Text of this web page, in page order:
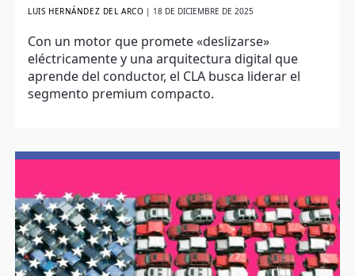
LUIS HERNÁNDEZ DEL ARCO 18 DE DICIEMBRE DE 2025
Con un motor que promete «deslizarse»
eléctricamente y una arquitectura digital que
aprende del conductor, el CLA busca liderar el
segmento premium compacto.